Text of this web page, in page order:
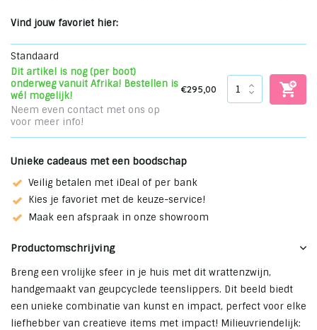
Vind jouw favoriet hier:
Standaard
Dit artikel is nog (per boot)
onderweg vanuit Afrika! Bestellen is
wél mogelijk!
Neem even contact met ons op
voor meer info!
€295,00
Unieke cadeaus met een boodschap
Veilig betalen met iDeal of per bank
Kies je favoriet met de keuze-service!
Maak een afspraak in onze showroom
Productomschrijving
Breng een vrolijke sfeer in je huis met dit wrattenzwijn,
handgemaakt van geupcyclede teenslippers. Dit beeld biedt
een unieke combinatie van kunst en impact, perfect voor elke
liefhebber van creatieve items met impact! Milieuvriendelijk: